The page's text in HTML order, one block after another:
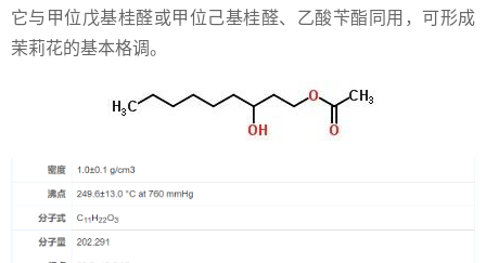
它与甲位戊基桂醛或甲位己基桂醛、乙酸苄酯同用，可形成
茉莉花的基本格调。